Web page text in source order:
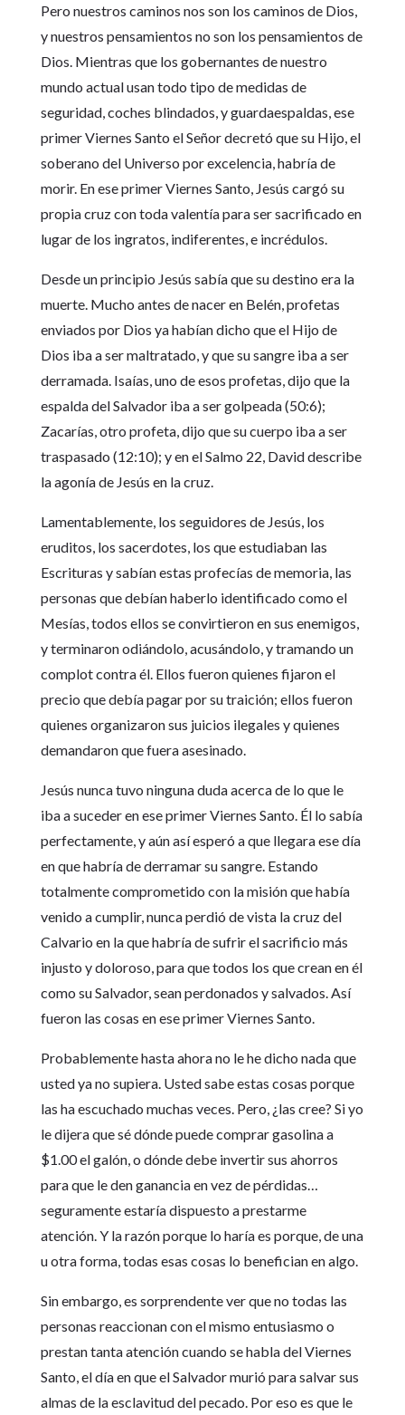
Pero nuestros caminos nos son los caminos de Dios,
y nuestros pensamientos no son los pensamientos de
Dios. Mientras que los gobernantes de nuestro
mundo actual usan todo tipo de medidas de
seguridad, coches blindados, y guardaespaldas, ese
primer Viernes Santo el Señor decretó que su Hijo, el
soberano del Universo por excelencia, habría de
morir. En ese primer Viernes Santo, Jesús cargó su
propia cruz con toda valentía para ser sacrificado en
lugar de los ingratos, indiferentes, e incrédulos.
Desde un principio Jesús sabía que su destino era la
muerte. Mucho antes de nacer en Belén, profetas
enviados por Dios ya habían dicho que el Hijo de
Dios iba a ser maltratado, y que su sangre iba a ser
derramada. Isaías, uno de esos profetas, dijo que la
espalda del Salvador iba a ser golpeada (50:6);
Zacarías, otro profeta, dijo que su cuerpo iba a ser
traspasado (12:10); y en el Salmo 22, David describe
la agonía de Jesús en la cruz.
Lamentablemente, los seguidores de Jesús, los
eruditos, los sacerdotes, los que estudiaban las
Escrituras y sabían estas profecías de memoria, las
personas que debían haberlo identificado como el
Mesías, todos ellos se convirtieron en sus enemigos,
y terminaron odiándolo, acusándolo, y tramando un
complot contra él. Ellos fueron quienes fijaron el
precio que debía pagar por su traición; ellos fueron
quienes organizaron sus juicios ilegales y quienes
demandaron que fuera asesinado.
Jesús nunca tuvo ninguna duda acerca de lo que le
iba a suceder en ese primer Viernes Santo. Él lo sabía
perfectamente, y aún así esperó a que llegara ese día
en que habría de derramar su sangre. Estando
totalmente comprometido con la misión que había
venido a cumplir, nunca perdió de vista la cruz del
Calvario en la que habría de sufrir el sacrificio más
injusto y doloroso, para que todos los que crean en él
como su Salvador, sean perdonados y salvados. Así
fueron las cosas en ese primer Viernes Santo.
Probablemente hasta ahora no le he dicho nada que
usted ya no supiera. Usted sabe estas cosas porque
las ha escuchado muchas veces. Pero, ¿las cree? Si yo
le dijera que sé dónde puede comprar gasolina a
$1.00 el galón, o dónde debe invertir sus ahorros
para que le den ganancia en vez de pérdidas…
seguramente estaría dispuesto a prestarme
atención. Y la razón porque lo haría es porque, de una
u otra forma, todas esas cosas lo benefician en algo.
Sin embargo, es sorprendente ver que no todas las
personas reaccionan con el mismo entusiasmo o
prestan tanta atención cuando se habla del Viernes
Santo, el día en que el Salvador murió para salvar sus
almas de la esclavitud del pecado. Por eso es que le